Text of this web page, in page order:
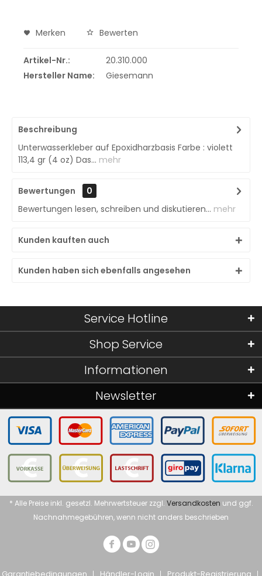
Merken Bewerten
Artikel-Nr.:
20.310.000
Hersteller Name:
Giesemann
Beschreibung
Unterwasserkleber auf Epoxidharzbasis Farbe : violett
113,4 gr (4 oz) Das... mehr
Bewertungen
0
Bewertungen lesen, schreiben und diskutieren... mehr
Kunden kauften auch
Kunden haben sich ebenfalls angesehen
Service Hotline
Shop Service
Informationen
Newsletter
* Alle Preise inkl. gesetzl. Mehrwertsteuer zzgl. Versandkosten und ggf.
Nachnahmegebühren, wenn nicht anders beschrieben
Garantiebedingungen Händler-Login Produkt-Registrierung